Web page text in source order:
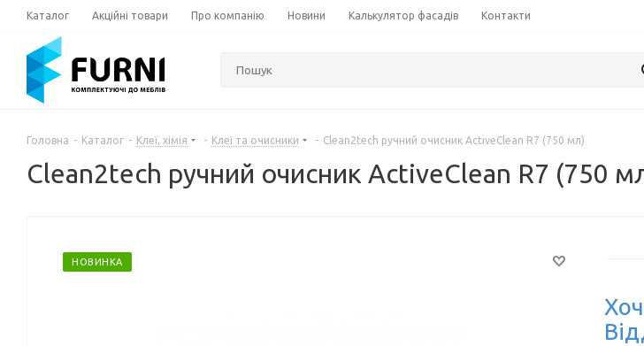
Каталог Акційні товари Про компанію Новини Калькулятор фасадів Контакти
Головна - Каталог - Клеї, хімія - Клеї та очисники - Сlean2tech ручний очисник ActiveClean R7 (750 мл)
Сlean2tech ручний очисник ActiveClean R7 (750
НОВИНКА